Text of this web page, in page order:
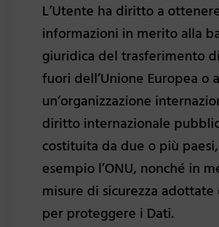
L’Utente ha diritto a
informazioni in merito alla
giuridica del trasferimento
fuori dell’Unione Europea o
un’organizzazione
diritto internazionale
costituita da due o più
esempio l’ONU, nonché in
misure di sicurezza
per proteggere i Dati.